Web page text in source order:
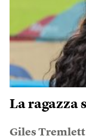
La ragazza
Giles Tremlett